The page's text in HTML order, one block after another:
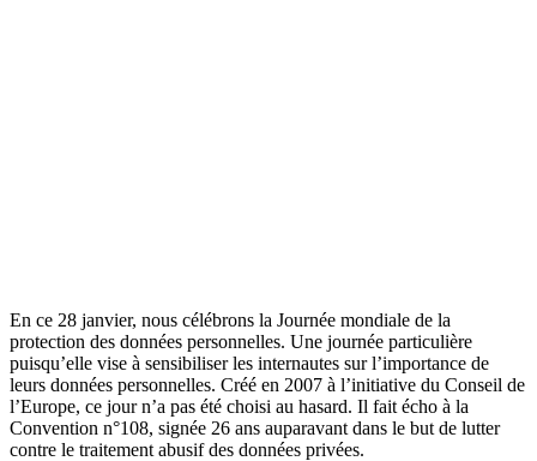
En ce 28 janvier, nous célébrons la Journée mondiale de la
protection des données personnelles. Une journée particulière
puisqu’elle vise à sensibiliser les internautes sur l’importance de
leurs données personnelles. Créé en 2007 à l’initiative du Conseil de
l’Europe, ce jour n’a pas été choisi au hasard. Il fait écho à la
Convention n°108, signée 26 ans auparavant dans le but de lutter
contre le traitement abusif des données privées.